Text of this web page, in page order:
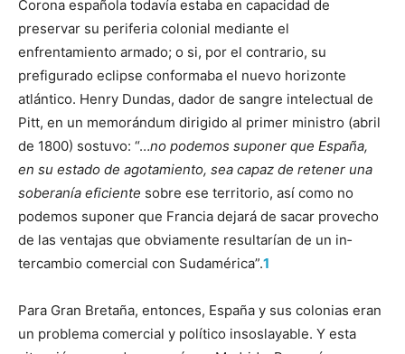
Corona española todavía estaba en capacidad de
preservar su periferia colonial mediante el
enfrentamiento arma­do; o si, por el contrario, su
prefigurado eclipse conformaba el nuevo horizon­te
atlántico. Henry Dundas, dador de sangre intelectual de
Pitt, en un memo­rándum dirigido al primer ministro (abril
de 1800) sostuvo: “…no podemos suponer que España,
en su estado de agotamiento, sea capaz de retener una
sobe­ranía eficiente sobre ese territorio, así como no
podemos suponer que Francia dejará de sacar provecho
de las ventajas que obviamente resultarían de un in­
tercambio comercial con Sudamérica”.1
Para Gran Bretaña, entonces, España y sus colonias eran
un problema comercial y político insoslayable. Y esta